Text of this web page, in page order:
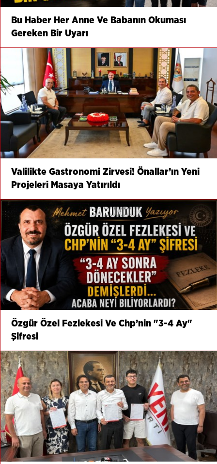
Bu Haber Her Anne Ve Babanın Okuması
Gereken Bir Uyarı
Valilikte Gastronomi Zirvesi! Önallar’ın Yeni
Projeleri Masaya Yatırıldı
Özgür Özel Fezlekesi Ve Chp’nin "3-4 Ay"
Şifresi